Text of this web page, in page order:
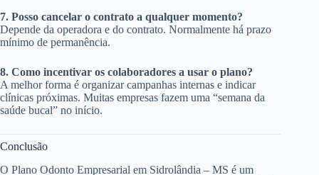
7. Posso cancelar o contrato a qualquer momento?
Depende da operadora e do contrato. Normalmente há prazo
mínimo de permanência.
8. Como incentivar os colaboradores a usar o plano?
A melhor forma é organizar campanhas internas e indicar
clínicas próximas. Muitas empresas fazem uma “semana da
saúde bucal” no início.
Conclusão
O Plano Odonto Empresarial em Sidrolândia – MS é um